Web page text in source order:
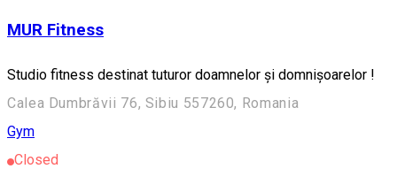
MUR Fitness
Studio fitness destinat tuturor doamnelor și domnișoarelor !
Calea Dumbrăvii 76, Sibiu 557260, Romania
Gym
Closed